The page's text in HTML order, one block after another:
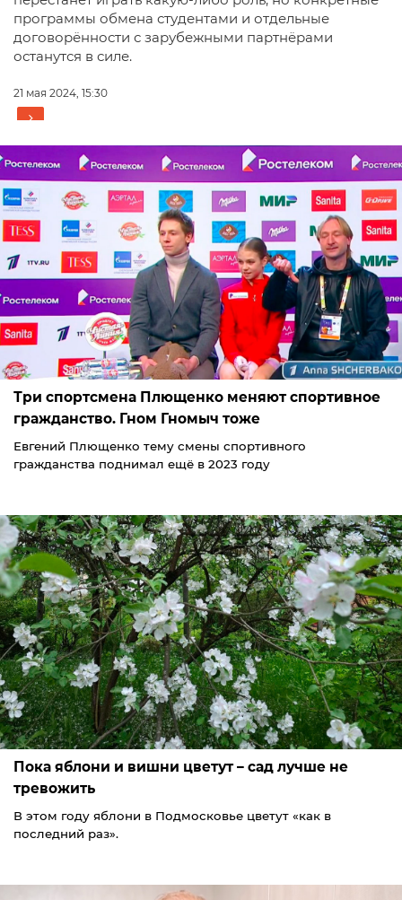
программы обмена студентами и отдельные
договорённости с зарубежными партнёрами
останутся в силе.
21 мая 2024, 15:30
Три спортсмена Плющенко меняют спортивное
гражданство. Гном Гномыч тоже
Евгений Плющенко тему смены спортивного
гражданства поднимал ещё в 2023 году
Пока яблони и вишни цветут – сад лучше не
тревожить
В этом году яблони в Подмосковье цветут «как в
последний раз».